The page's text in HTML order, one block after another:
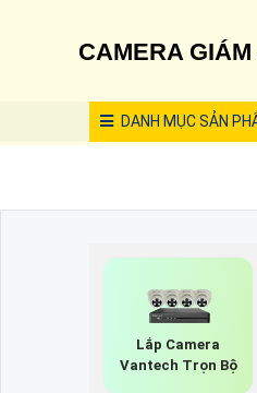
CAMERA
DANH MỤCSẢN
Lắp Camera
Vantech Trọn Bộ